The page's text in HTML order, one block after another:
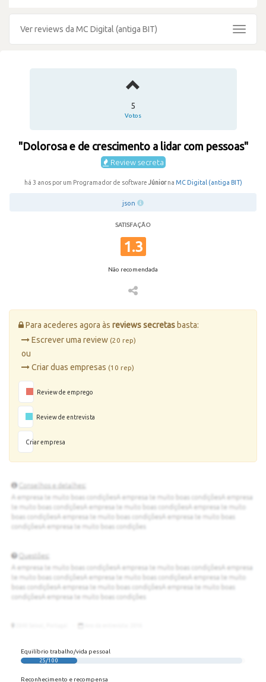
Ver reviews da MC Digital (antiga BIT)
Toggle
5
Votos
"Dolorosa e de crescimento a lidar com pessoas"
Review secreta
há 3 anos por um Programador de software Júniorna MC Digital (antiga BIT)
json
SATISFAÇÃO
1.3
Não recomendada
Para acederes agora às reviews secretas basta:
Escrever uma review (20 rep)
ou
Criar duas empresas (10 rep)
Review de emprego
Review de entrevista
Criar empresa
Equilíbrio trabalho/vida pessoal
25/100
Reconhecimento e recompensa